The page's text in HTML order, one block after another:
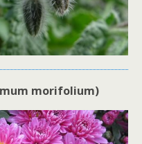
morifolium)